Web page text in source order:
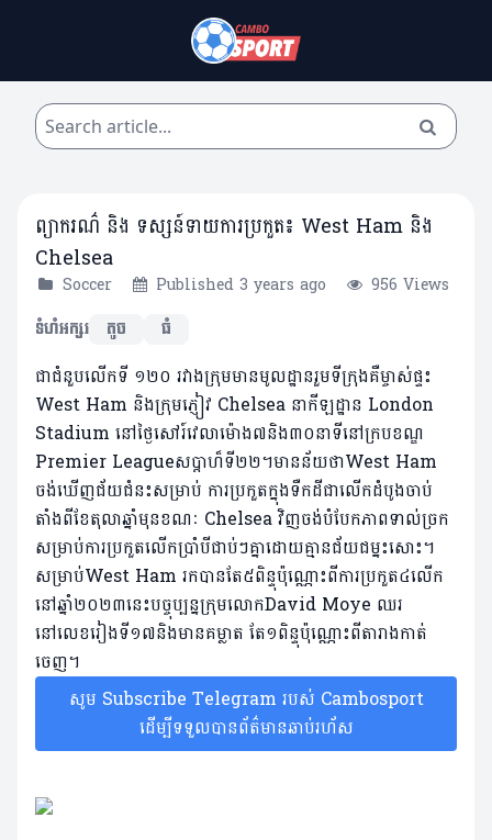
ព្យាករណ៌ និង ទស្សន៍ទាយការប្រកួត៖ West Ham និង
Chelsea
Soccer Published 3 years ago
956 Views
ទំហំអក្សរ
តូច ធំ
ជាជំនួបលើកទី ១២០ រវាងក្រុមមានមូលដ្ឋានរួមទីក្រុងគឺម្ចាស់ផ្ទះ
West Ham និងក្រុមភ្ញៀវ Chelsea នាកីឡដ្ឋាន London
Stadium នៅថ្ងៃសៅរ៍វេលាម៉ោង៧និង៣០នាទីនៅក្របខណ្ឌ
Premier Leagueសប្តាហ៏ទី២២។មានន័យថាWest Ham
ចង់ឃើញជ័យជំនះសម្រាប់ ការប្រកួតក្នុងទឺកដីជាលើកដំបូងចាប់
តាំងពីខែតុលាឆ្នាំមុនខណៈ Chelsea វិញចង់បំបែកភាពទាល់ច្រក
សម្រាប់ការប្រកួតលើកប្រាំបីជាប់ៗគ្នាដោយគ្មានជ័យជម្នះសោះ។
សម្រាប់West Ham រកបានតែ៥ពិន្ទុប៉ុណ្ណោះពីការប្រកួត៤លើក
នៅឆ្នាំ២០២៣នេះបច្ចុប្បន្នក្រុមលោកDavid Moye ឈរ
នៅលេខរៀងទី១៧និងមានគម្លាត តែ១ពិន្ទុប៉ុណ្ណោះពីតារាងកាត់
ចេញ។
សូម Subscribe Telegram របស់ Cambosport
ដើម្បីទទួលបានព័ត៌មានឆាប់រហ័ស